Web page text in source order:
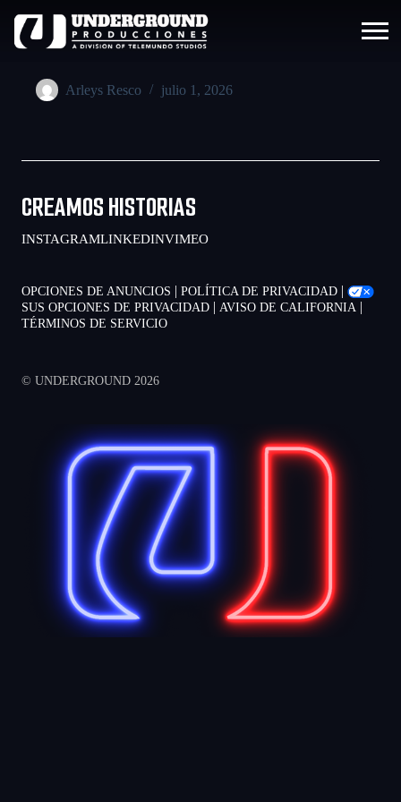
Arleys Resco julio 1, 2026
CREAMOS HISTORIAS
INSTAGRAMLINKEDINVIMEO
OPCIONES DE ANUNCIOS | POLÍTICA DE PRIVACIDAD |
SUS OPCIONES DE PRIVACIDAD | AVISO DE CALIFORNIA |
TÉRMINOS DE SERVICIO
© UNDERGROUND 2026